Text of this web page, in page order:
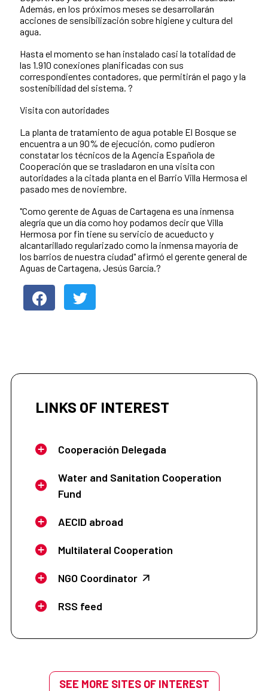
Además, en los próximos meses se desarrollarán
acciones de sensibilización sobre higiene y cultura del
agua.
Hasta el momento se han instalado casi la totalidad de
las 1.910 conexiones planificadas con sus
correspondientes contadores, que permitirán el pago y la
sostenibilidad del sistema. ?
Visita con autoridades
La planta de tratamiento de agua potable El Bosque se
encuentra a un 90% de ejecución, como pudieron
constatar los técnicos de la Agencia Española de
Cooperación que se trasladaron en una visita con
autoridades a la citada planta en el Barrio Villa Hermosa el
pasado mes de noviembre.
"Como gerente de Aguas de Cartagena es una inmensa
alegría que un día como hoy podamos decir que Villa
Hermosa por fin tiene su servicio de acueducto y
alcantarillado regularizado como la inmensa mayoría de
los barrios de nuestra ciudad" afirmó el gerente general de
Aguas de Cartagena, Jesús García.?
LINKS OF INTEREST
Cooperación Delegada
Water and Sanitation Cooperation
Fund
AECID abroad
Multilateral Cooperation
NGO Coordinator
RSS feed
SEE MORE SITES OF INTEREST